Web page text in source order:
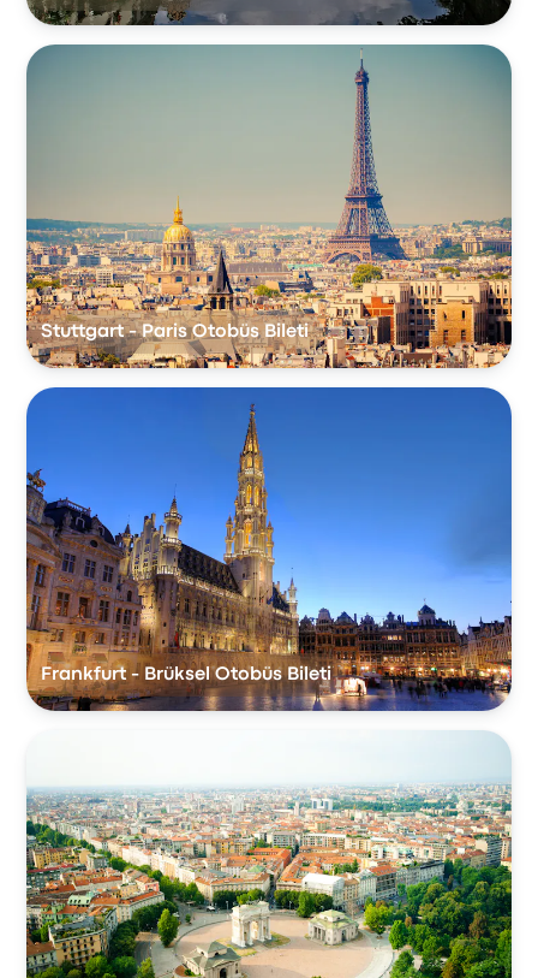
Stuttgart - Paris Otobüs Bileti
Frankfurt - Brüksel Otobüs Bileti